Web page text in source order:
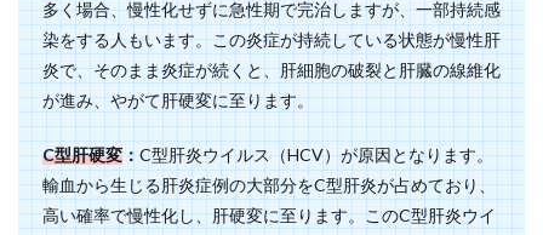
多く場合、慢性化せずに急性期で完治しますが、一部持続感
染をする人もいます。この炎症が持続している状態が慢性肝
炎で、そのまま炎症が続くと、肝細胞の破裂と肝臓の線維化
が進み、やがて肝硬変に至ります。
C型肝硬変：C型肝炎ウイルス（HCV）が原因となります。
輸血から生じる肝炎症例の大部分をC型肝炎が占めており、
高い確率で慢性化し、肝硬変に至ります。このC型肝炎ウイ